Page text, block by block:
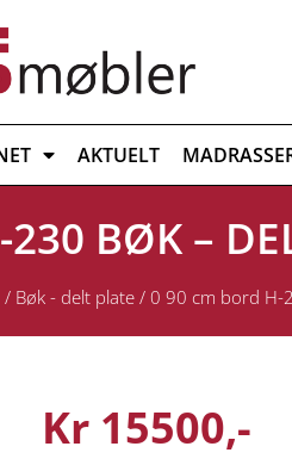
AKTUELT
BØK –
/ Bøk - delt plate / 0 90 cm bord H-
Kr 15500